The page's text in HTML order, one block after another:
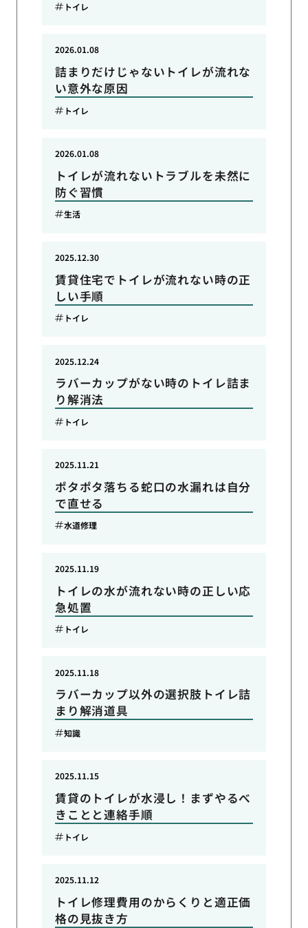
トイレ
詰まりだけじゃないトイレが流れな
い意外な原因
2026.01.08
トイレ
トイレが流れないトラブルを未然に
防ぐ習慣
2026.01.08
生活
賃貸住宅でトイレが流れない時の正
しい手順
2025.12.30
トイレ
ラバーカップがない時のトイレ詰ま
り解消法
2025.12.24
トイレ
ポタポタ落ちる蛇口の水漏れは自分
で直せる
2025.11.21
水道修理
トイレの水が流れない時の正しい応
急処置
2025.11.19
トイレ
ラバーカップ以外の選択肢トイレ詰
まり解消道具
2025.11.18
知識
賃貸のトイレが水浸し！まずやるべ
きことと連絡手順
2025.11.15
トイレ
トイレ修理費用のからくりと適正価
格の見抜き方
2025.11.12